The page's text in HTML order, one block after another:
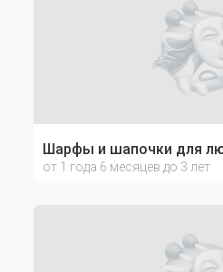
Шарфы и шапочки для
от 1 года 6 месяцев до 3 лет